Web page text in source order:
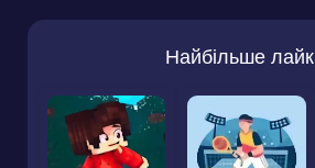
Найбільше